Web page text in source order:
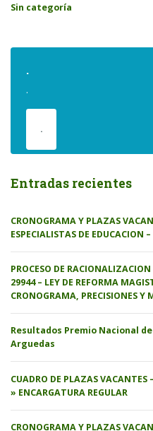
Sin categoría
.
.
.
Entradas recientes
CRONOGRAMA Y PLAZAS
ESPECIALISTAS DE EDUCACION
PROCESO DE
29944 – LEY DE REFORMA
CRONOGRAMA, PRECISIONES Y
Resultados Premio Nacional
Arguedas
CUADRO DE PLAZAS VACANTES
» ENCARGATURA REGULAR
CRONOGRAMA Y PLAZAS